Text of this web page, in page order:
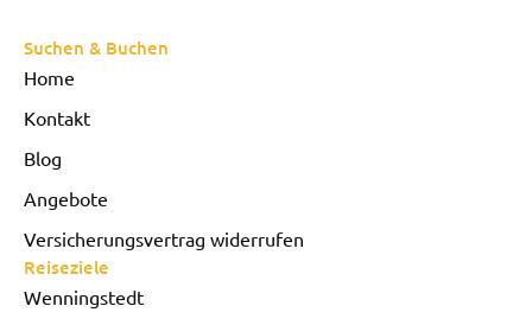
Suchen & Buchen
Home
Kontakt
Blog
Angebote
Versicherungsvertrag widerrufen
Reiseziele
Wenningstedt